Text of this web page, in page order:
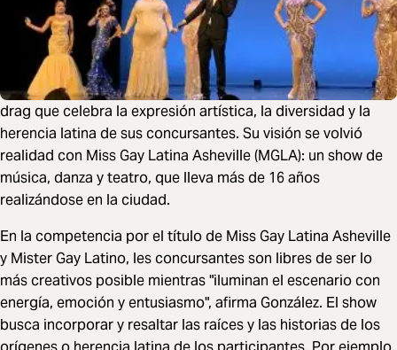
drag que celebra la expresión artística, la diversidad y la
herencia latina de sus concursantes. Su visión se volvió
realidad con Miss Gay Latina Asheville (MGLA): un show de
música, danza y teatro, que lleva más de 16 años
realizándose en la ciudad.
En la competencia por el título de Miss Gay Latina Asheville
y Mister Gay Latino, les concursantes son libres de ser lo
más creativos posible mientras "iluminan el escenario con
energía, emoción y entusiasmo", afirma González. El show
busca incorporar y resaltar las raíces y las historias de los